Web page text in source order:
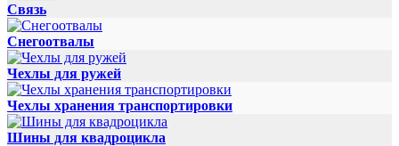
Связь
Снегоотвалы
Чехлы для ружей
Чехлы хранения транспортировки
Шины для квадроцикла